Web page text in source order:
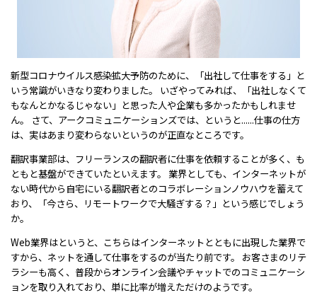
新型コロナウイルス感染拡大予防のために、「出社して仕事をする」と
いう常識がいきなり変わりました。 いざやってみれば、「出社しなくて
もなんとかなるじゃない」と思った人や企業も多かったかもしれませ
ん。 さて、アークコミュニケーションズでは、というと......仕事の仕方
は、実はあまり変わらないというのが正直なところです。
翻訳事業部は、フリーランスの翻訳者に仕事を依頼することが多く、も
ともと基盤ができていたといえます。 業界としても、インターネットが
ない時代から自宅にいる翻訳者とのコラボレーションノウハウを蓄えて
おり、「今さら、リモートワークで大騒ぎする？」という感じでしょう
か。
Web業界はというと、こちらはインターネットとともに出現した業界で
すから、ネットを通して仕事をするのが当たり前です。 お客さまのリテ
ラシーも高く、普段からオンライン会議やチャットでのコミュニケーシ
ョンを取り入れており、単に比率が増えただけのようです。